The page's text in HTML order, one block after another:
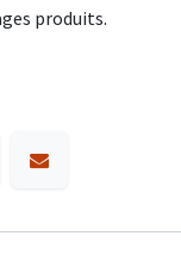
produits.